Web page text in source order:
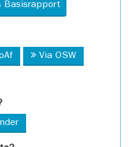
Basisrapport
Via OSW